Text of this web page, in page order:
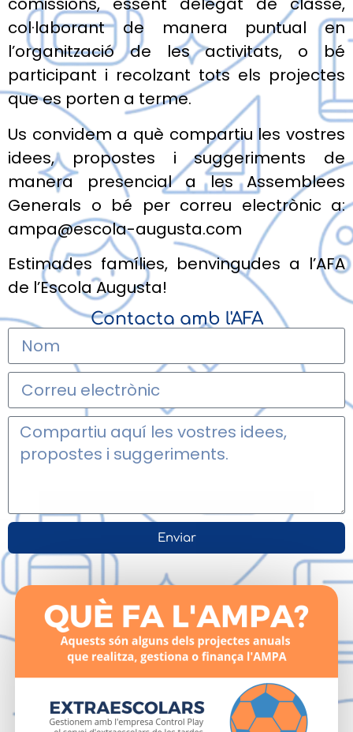
col·laborant de manera puntual en
l’organització de les activitats, o bé
participant i recolzant tots els projectes
que es porten a terme.
Us convidem a què compartiu les vostres
idees, propostes i suggeriments de
manera presencial a les Assemblees
Generals o bé per correu electrònic a:
ampa@escola-augusta.com
Estimades famílies, benvingudes a l’AFA
de l’Escola Augusta!
Contacta amb l'AFA
Enviar